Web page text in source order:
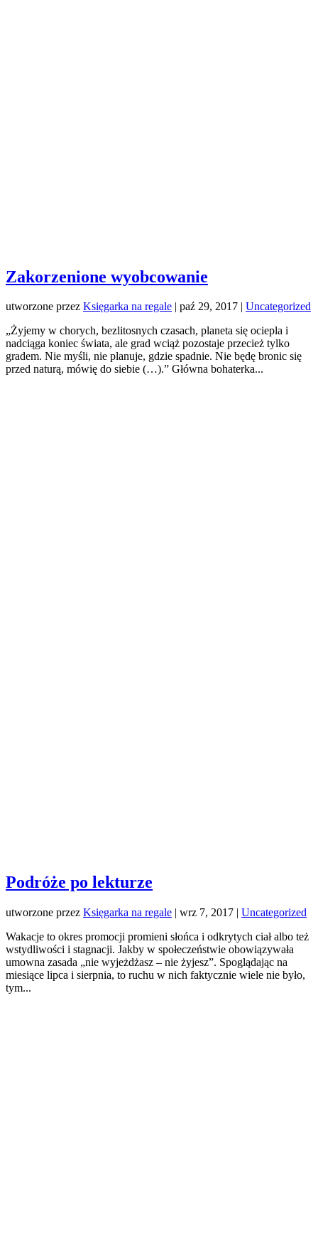
Zakorzenione wyobcowanie
utworzone przez Księgarka na regale | paź 29, 2017 | Uncategorized
„Żyjemy w chorych, bezlitosnych czasach, planeta się ociepla i
nadciąga koniec świata, ale grad wciąż pozostaje przecież tylko
gradem. Nie myśli, nie planuje, gdzie spadnie. Nie będę bronic się
przed naturą, mówię do siebie (…).” Główna bohaterka...
Podróże po lekturze
utworzone przez Księgarka na regale | wrz 7, 2017 | Uncategorized
Wakacje to okres promocji promieni słońca i odkrytych ciał albo też
wstydliwości i stagnacji. Jakby w społeczeństwie obowiązywała
umowna zasada „nie wyjeżdżasz – nie żyjesz”. Spoglądając na
miesiące lipca i sierpnia, to ruchu w nich faktycznie wiele nie było,
tym...